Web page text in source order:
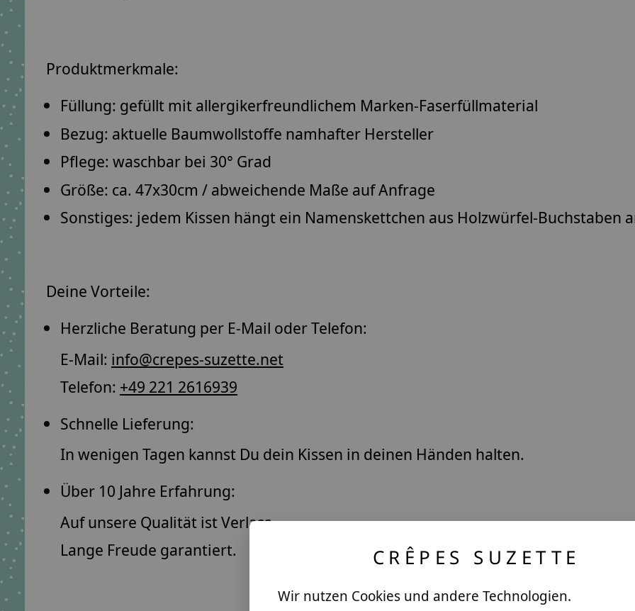
Produktmerkmale:
Füllung: gefüllt mitallergikerfreundlichem Marken-Faserfüllmaterial
Bezug: aktuelle Baumwollstoffe namhafter Hersteller
Pflege: waschbar bei 30° Grad
Größe: ca. 47x30cm / abweichende Maße auf Anfrage
Sonstiges: jedem Kissen hängt ein Namenskettchen aus Holzwürfel-Buchstaben
Deine Vorteile:
Herzliche Beratung per E-Mail oder Telefon:
E-Mail: info@crepes-suzette.net
Telefon: +49 221 2616939
Schnelle Lieferung:
In wenigen Tagen kannst Du dein Kissen in deinen Händen halten.
Über 10 Jahre Erfahrung:
Auf unsere Qualität ist Verlass.
Lange Freude garantiert.
CRÊPES SUZETTE
Wir nutzen Cookies und andere Technologien.